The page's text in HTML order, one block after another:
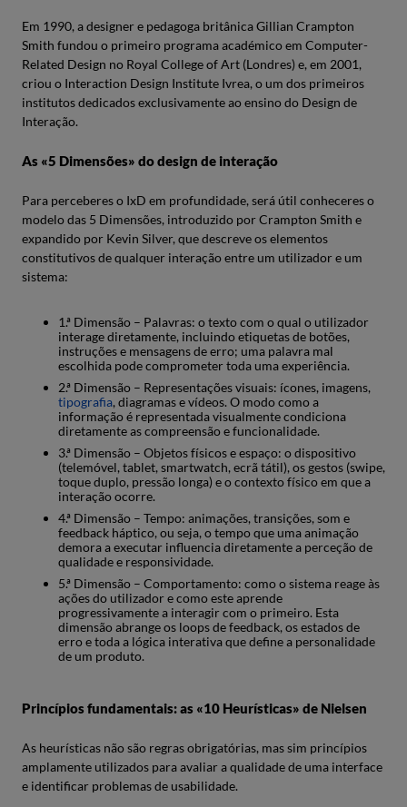
Em 1990, a designer e pedagoga britânica Gillian Crampton
Smith fundou o primeiro programa académico em Computer-
Related Design no Royal College of Art (Londres) e, em 2001,
criou o Interaction Design Institute Ivrea, o um dos primeiros
institutos dedicados exclusivamente ao ensino do Design de
Interação.
As «5 Dimensões» do design de interação
Para perceberes o IxD em profundidade, será útil conheceres o
modelo das 5 Dimensões, introduzido por Crampton Smith e
expandido por Kevin Silver, que descreve os elementos
constitutivos de qualquer interação entre um utilizador e um
sistema:
1.ª Dimensão – Palavras: o texto com o qual o utilizador
interage diretamente, incluindo etiquetas de botões,
instruções e mensagens de erro; uma palavra mal
escolhida pode comprometer toda uma experiência.
2.ª Dimensão – Representações visuais: ícones, imagens,
tipografia, diagramas e vídeos. O modo como a
informação é representada visualmente condiciona
diretamente as compreensão e funcionalidade.
3.ª Dimensão – Objetos físicos e espaço: o dispositivo
(telemóvel, tablet, smartwatch, ecrã tátil), os gestos (swipe,
toque duplo, pressão longa) e o contexto físico em que a
interação ocorre.
4.ª Dimensão – Tempo: animações, transições, som e
feedback háptico, ou seja, o tempo que uma animação
demora a executar influencia diretamente a perceção de
qualidade e responsividade.
5.ª Dimensão – Comportamento: como o sistema reage às
ações do utilizador e como este aprende
progressivamente a interagir com o primeiro. Esta
dimensão abrange os loops de feedback, os estados de
erro e toda a lógica interativa que define a personalidade
de um produto.
Princípios fundamentais: as «10 Heurísticas» de Nielsen
As heurísticas não são regras obrigatórias, mas sim princípios
amplamente utilizados para avaliar a qualidade de uma interface
e identificar problemas de usabilidade.